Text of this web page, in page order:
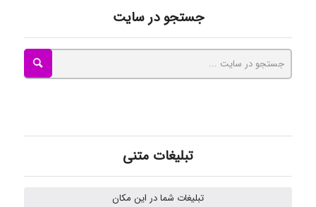
Nazaninkarkon
جستجو در سایت
تبلیغات متنی
تبلیغات شما در این مکان